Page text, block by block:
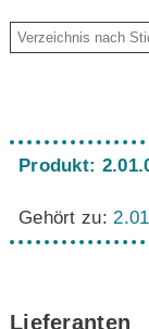
Produkt:
Gehört zu:
Lieferanten